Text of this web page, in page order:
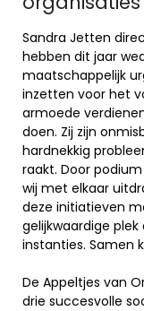
Sandra Jetten
hebben dit jaar
maatschappelijk
inzetten voor het
armoede
doen. Zij zijn
hardnekkig
raakt. Door
wij met elkaar
deze initiatieven
gelijkwaardige
instanties. Samen
De Appeltjes van
drie succesvolle